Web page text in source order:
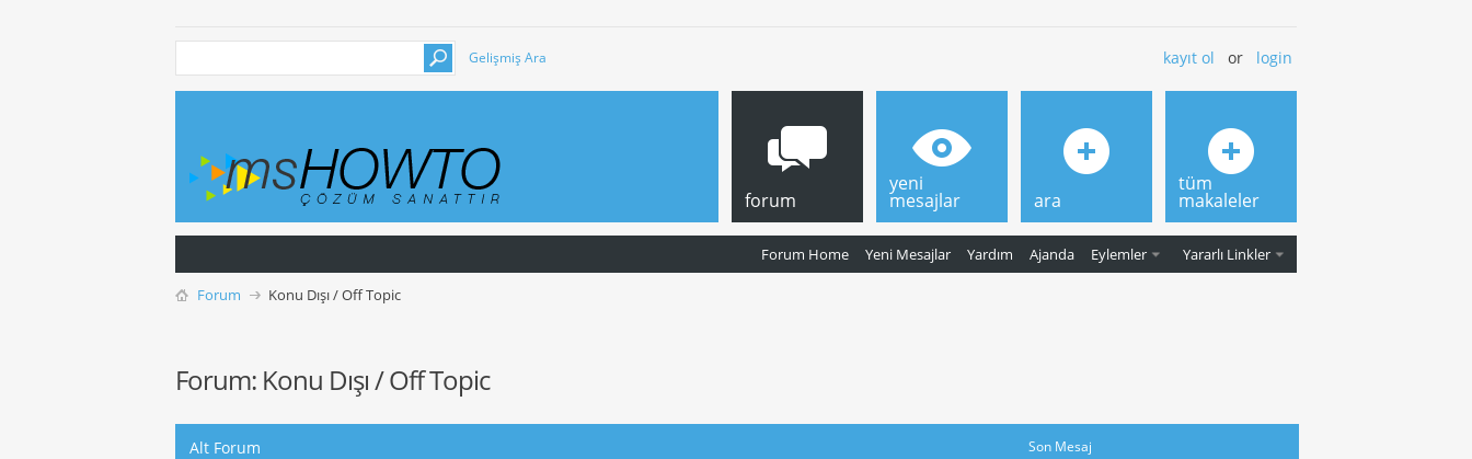
Gelişmiş Ara kayıt ol or login
forum
Forum Home Yeni Mesajlar Yardım Ajanda Eylemler Yararlı Linkler
yeni
mesajlar ara
tüm
makaleler
Forum Konu Dışı / Off Topic
Forum: Konu Dışı / Off Topic
Alt Forum Son Mesaj